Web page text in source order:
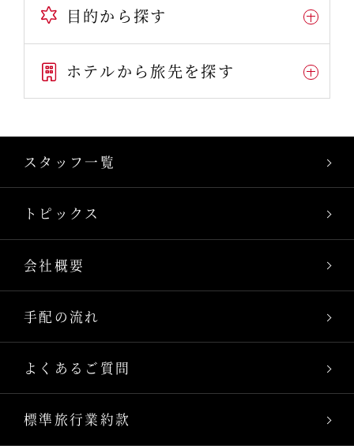
目的から探す
ホテルから旅先を探す
スタッフ一覧
トピックス
会社概要
手配の流れ
よくあるご質問
標準旅行業約款